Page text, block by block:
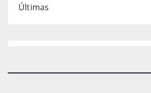
Últimas